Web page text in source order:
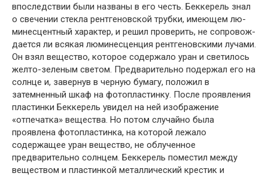
впоследствии были названы в его честь. Беккерель знал
о свечении стекла рентгеновской трубки, имеющем лю­
минесцентный характер, и решил проверить, не сопровож­
дается ли всякая люминесценция рентгеновскими лучами.
Он взял вещество, которое содержало уран и светилось
жел­то-зеленым светом. Предварительно подержал его на
солнце и, завернув в черную бумагу, положил в
затемненный шкаф на фотопластинку. После проявления
пластинки Беккерель увидел на ней изображение
«отпечатка» вещества. Но потом случайно была
проявлена фотопластинка, на которой лежало
содержащее уран вещество, не облученное
предварительно солнцем. Беккерель поместил между
веществом и пластинкой металлический крестик и